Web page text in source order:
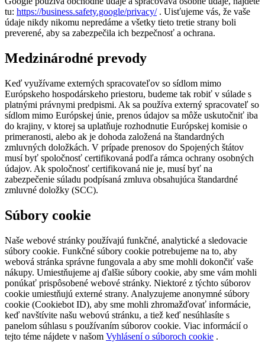
tu: https://business.safety.google/privacy/. Uisťujeme vás, že vaše
údaje nikdy nikomu nepredáme a všetky tieto tretie strany boli
preverené, aby sa zabezpečila ich bezpečnosť a ochrana.
Medzinárodné prevody
Keď využívame externých spracovateľov so sídlom mimo
Európskeho hospodárskeho priestoru, budeme tak robiť v súlade s
platnými právnymi predpismi. Ak sa používa externý spracovateľ so
sídlom mimo Európskej únie, prenos údajov sa môže uskutočniť iba
do krajiny, v ktorej sa uplatňuje rozhodnutie Európskej komisie o
primeranosti, alebo ak je dohoda založená na štandardných
zmluvných doložkách. V prípade prenosov do Spojených štátov
musí byť spoločnosť certifikovaná podľa rámca ochrany osobných
údajov. Ak spoločnosť certifikovaná nie je, musí byť na
zabezpečenie súladu podpísaná zmluva obsahujúca štandardné
zmluvné doložky (SCC).
Súbory cookie
Naše webové stránky používajú funkčné, analytické a sledovacie
súbory cookie. Funkčné súbory cookie potrebujeme na to, aby
webová stránka správne fungovala a aby sme mohli dokončiť vaše
nákupy. Umiestňujeme aj ďalšie súbory cookie, aby sme vám mohli
ponúkať prispôsobené webové stránky. Niektoré z týchto súborov
cookie umiestňujú externé strany. Analyzujeme anonymné súbory
cookie (Cookiebot ID), aby sme mohli zhromažďovať informácie,
keď navštívite našu webovú stránku, a tiež keď nesúhlasíte s
panelom súhlasu s používaním súborov cookie. Viac informácií o
tejto téme nájdete v našom Vyhlásení o súboroch cookie .